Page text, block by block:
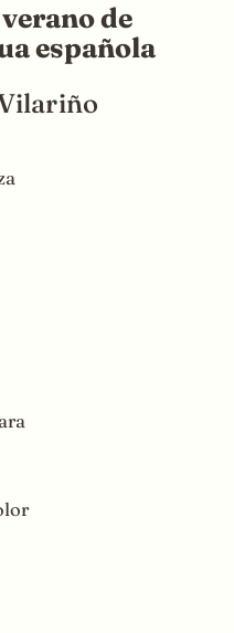
de
española